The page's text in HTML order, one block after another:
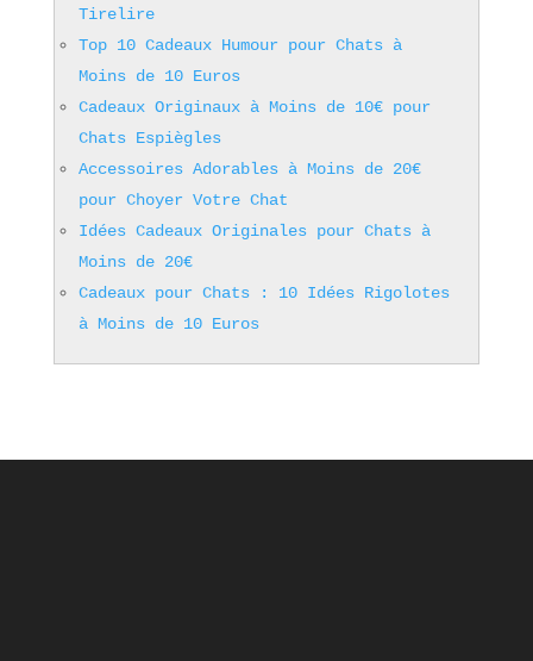
Tirelire
Top 10 Cadeaux Humour pour Chats à
Moins de 10 Euros
Cadeaux Originaux à Moins de 10€ pour
Chats Espiègles
Accessoires Adorables à Moins de 20€
pour Choyer Votre Chat
Idées Cadeaux Originales pour Chats à
Moins de 20€
Cadeaux pour Chats : 10 Idées Rigolotes
à Moins de 10 Euros